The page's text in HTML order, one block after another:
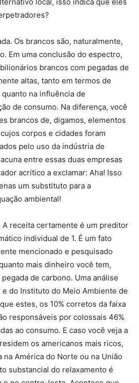
Os brancos são, naturalmente,
Em uma conclusão do espectro,
brancos com pegadas de
altas, tanto em termos de
na influência de
de consumo. Na diferença, você
brancos de, digamos, elementos
corpos e cidades foram
pelo uso da indústria de
entre essas duas empresas
acrítico a exclamar: Aha! Isso
um substituto para a
ambiental!
A receita certamente é um preditor
individual de 1. É um fato
mencionado e pesquisado
mais dinheiro você tem,
de carbono. Uma análise
e do Instituto do Meio Ambiente de
estes, os 10% corretos da faixa
responsáveis ​​por colossais 46%
ao consumo. E caso você veja a
os americanos mais ricos,
na América do Norte ou na União
substancial do relaxamento é